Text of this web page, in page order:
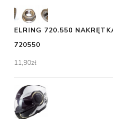
ELRING 720.550
720550
11,90zł